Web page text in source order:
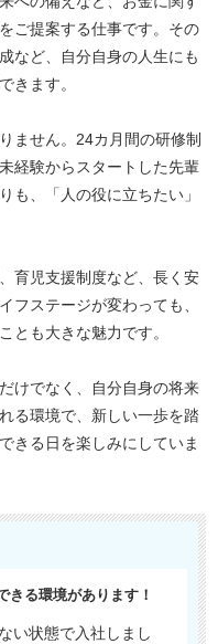
ご提案する仕事です。その
など、自分自身の人生にも
きます。
ません。24カ月間の研修制
経験からスタートした先輩
も、「人の役に立ちたい」
育児支援制度など、長く安
フステージが変わっても、
とも大きな魅力です。
けでなく、自分自身の将来
る環境で、新しい一歩を踏
きる日を楽しみにしていま
きる環境があります！
い状態で入社しまし